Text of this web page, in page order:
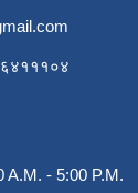
A.M. - 5:00 P.M.